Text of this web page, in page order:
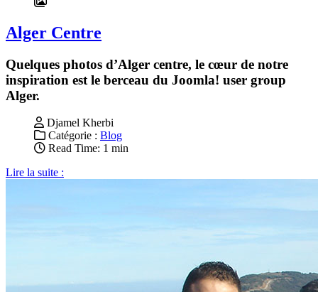
Alger Centre
Quelques photos d’Alger centre, le cœur de notre
inspiration est le berceau du Joomla! user group
Alger.
Djamel Kherbi
Catégorie : Blog
Read Time: 1 min
Lire la suite :